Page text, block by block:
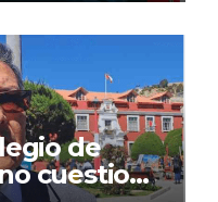
de
cuestiona